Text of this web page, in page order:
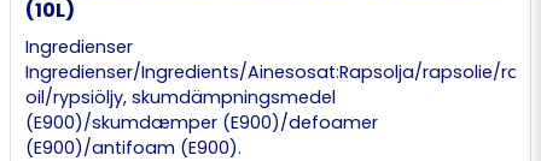
(10L)
Ingredienser
Ingredienser/Ingredients/Ainesosat:Rapsolja/rapsolie/
oil/rypsiöljy, skumdämpningsmedel
(E900)/skumdæmper (E900)/defoamer
(E900)/antifoam (E900).